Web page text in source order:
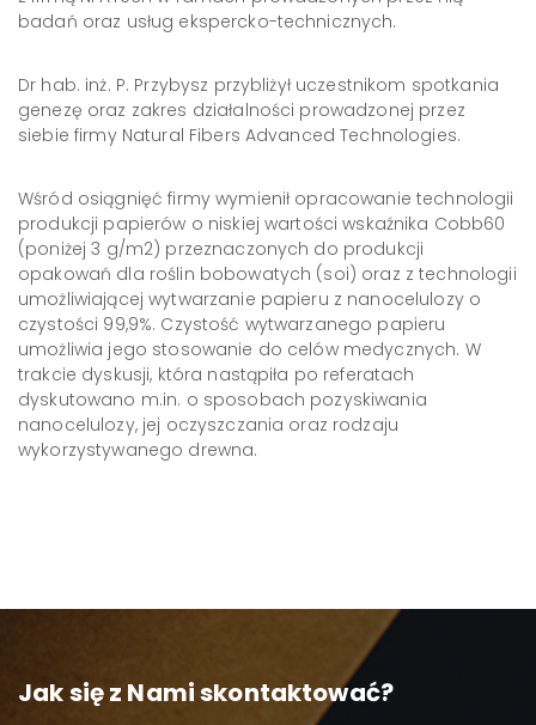
badań oraz usług ekspercko-technicznych.
Dr hab. inż. P. Przybysz przybliżył uczestnikom spotkania
genezę oraz zakres działalności prowadzonej przez
siebie firmy Natural Fibers Advanced Technologies.
Wśród osiągnięć firmy wymienił opracowanie technologii
produkcji papierów o niskiej wartości wskaźnika Cobb60
(poniżej 3 g/m2) przeznaczonych do produkcji
opakowań dla roślin bobowatych (soi) oraz z technologii
umożliwiającej wytwarzanie papieru z nanocelulozy o
czystości 99,9%. Czystość wytwarzanego papieru
umożliwia jego stosowanie do celów medycznych. W
trakcie dyskusji, która nastąpiła po referatach
dyskutowano m.in. o sposobach pozyskiwania
nanocelulozy, jej oczyszczania oraz rodzaju
wykorzystywanego drewna.
Jak się z Nami skontaktować?